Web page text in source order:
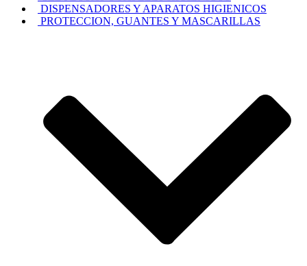
DISPENSADORES Y APARATOS HIGIENICOS
PROTECCION, GUANTES Y MASCARILLAS